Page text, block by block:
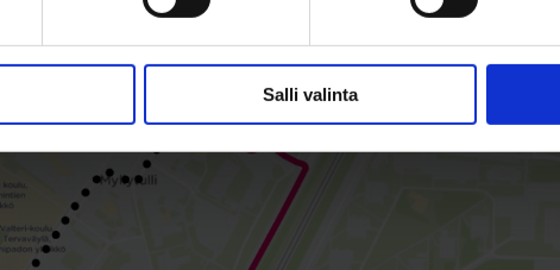
Salli valinta